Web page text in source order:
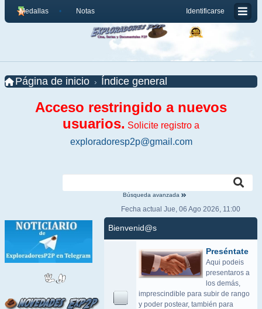
Identificarse
Medallas Notas
Página de inicio Índice general
Acceso restringido a nuevos
usuarios. Solicite registro a
exploradoresp2p@gmail.com
Búsqueda avanzada
Fecha actual Jue, 06 Ago 2026, 11:00
Bienvenid@s
Preséntate
Aqui podeis
presentaros a
los demás,
imprescindible para subir de rango
y poder postear, también para